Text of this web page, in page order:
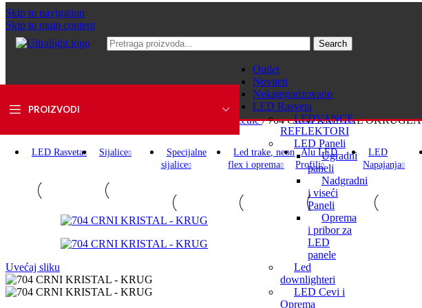
Skip to navigation
Skip to main content
Outlet
Noviteti
Nekategorizovano
LED Rasveta
LEDVANCE
REFLEKTORI
LED Paneli
Ugradni
paneli
Nadgradni
i viseći
Paneli
Oprema
i pribor za
LED
panele
Led
downlighteri
LED Cevi i
Oprema
Search
PROIZVODI
LED Rasveta Sijalice
Specijalne
sijalice
Led trake, neon
flex i oprema
Alu LED
Profili
LED
Napajanja
Ugradne svetiljke i rozetne/ 704 CRNI KRISTAL OKRUGLA
Uvećaj sliku